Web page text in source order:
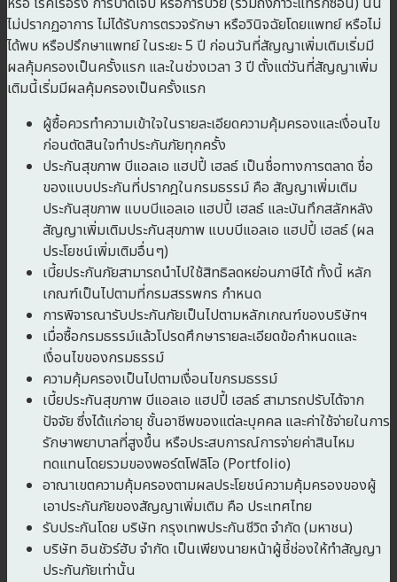
ไม่ปรากฏอาการ ไม่ได้รับการตรวจรักษา หรือวินิจฉัยโดยแพทย์ หรือไม่
ได้พบ หรือปรึกษาแพทย์ ในระยะ 5 ปี ก่อนวันที่สัญญาเพิ่มเติมเริ่มมี
ผลคุ้มครองเป็นครั้งแรก และในช่วงเวลา 3 ปี ตั้งแต่วันที่สัญญาเพิ่ม
เติมนี้เริ่มมีผลคุ้มครองเป็นครั้งแรก
ผู้ซื้อควรทำความเข้าใจในรายละเอียดความคุ้มครองและเงื่อนไข
ก่อนตัดสินใจทำประกันภัยทุกครั้ง
ประกันสุขภาพ บีแอลเอ แฮปปี้ เฮลธ์ เป็นชื่อทางการตลาด ชื่อ
ของแบบประกันที่ปรากฎในกรมธรรม์ คือ สัญญาเพิ่มเติม
ประกันสุขภาพ แบบบีแอลเอ แฮปปี้ เฮลธ์ และบันทึกสลักหลัง
สัญญาเพิ่มเติมประกันสุขภาพ แบบบีแอลเอ แฮปปี้ เฮลธ์ (ผล
ประโยชน์เพิ่มเติมอื่นๆ)
เบี้ยประกันภัยสามารถนำไปใช้สิทธิลดหย่อนภาษีได้ ทั้งนี้ หลัก
เกณฑ์เป็นไปตามที่กรมสรรพกร กำหนด
การพิจารณารับประกันภัยเป็นไปตามหลักเกณฑ์ของบริษัทฯ
เมื่อซื้อกรมธรรม์แล้วโปรดศึกษารายละเอียดข้อกำหนดและ
เงื่อนไขของกรมธรรม์
ความคุ้มครองเป็นไปตามเงื่อนไขกรมธรรม์
เบี้ยประกันสุขภาพ บีแอลเอ แฮปปี้ เฮลธ์ สามารถปรับได้จาก
ปัจจัย ซึ่งได้แก่อายุ ชั้นอาชีพของแต่ละบุคคล และค่าใช้จ่ายในการ
รักษาพยาบาลที่สูงขึ้น หรือประสบการณ์การจ่ายค่าสินไหม
ทดแทนโดยรวมของพอร์ตโฟลิโอ (Portfolio)
อาณาเขตความคุ้มครองตามผลประโยชน์ความคุ้มครองของผู้
เอาประกันภัยของสัญญาเพิ่มเติม คือ ประเทศไทย
รับประกันโดย บริษัท กรุงเทพประกันชีวิต จำกัด (มหาชน)
บริษัท อินชัวร์ฮับ จำกัด เป็นเพียงนายหน้าผู้ชี้ช่องให้ทำสัญญา
ประกันภัยเท่านั้น